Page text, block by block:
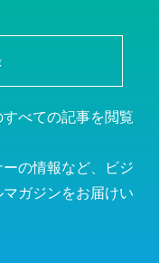
べての記事を閲覧
の情報など、ビジ
ガジンをお届けい